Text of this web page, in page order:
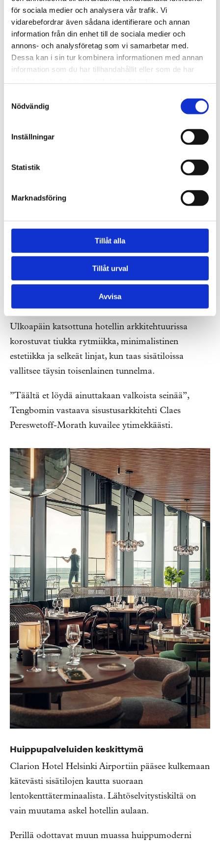
för sociala medier och analysera vår trafik. Vi
vidarebefordrar även sådana identifierare och annan
information från din enhet till de sociala medier och
annons- och analysföretag som vi samarbetar med.
Dessa kan i sin tur kombinera informationen med annan
information som du har tillhandahållit eller som de har
Nödvändig
Inställningar
Statistik
Marknadsföring
Tillåt alla
Tillåt urval
Avvisa
matkalla”. Suunnittelimme lentokentän
välittömään läheisyyteen ainutlaatuisen
rentoutumisen keitaan kiireisille matkustajille.
80 suoraa lentoa Aasian eri kohteisiin. Tästä syystä
sitä kutsutaan ”portiksi Aasiaan”. Ajatus heijastuu
hiljattain avattuun Clarion Hotel Helsinki
Airportiin, jossa yhdistyvät puhtaan moderni
skandinaavinen muotoilu ja hienostunut aasialainen
Ulkoapäin katsottuna hotellin arkkitehtuurissa
korostuvat tiukka rytmiikka, minimalistinen
estetiikka ja selkeät linjat, kun taas sisätiloissa
vallitsee täysin toisenlainen tunnelma.
”Täältä et löydä ainuttakaan valkoista seinää”,
Tengbomin vastaava sisustusarkkitehti Claes
Pereswetoff-Morath kuvailee ytimekkäästi.
Huippupalveluiden keskittymä
Clarion Hotel Helsinki Airportiin pääsee kulkemaan
kätevästi sisätilojen kautta suoraan
lentokenttäterminaalista. Lähtöselvitystiskiltä on
vain muutama askel hotellin aulaan.
Perillä odottavat muun muassa huippumoderni